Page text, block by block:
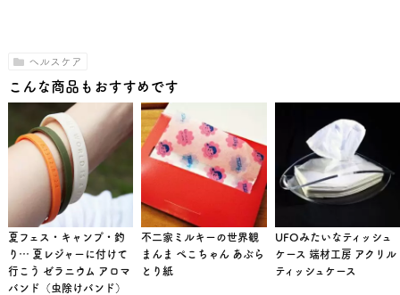
ヘルスケア
こんな商品もおすすめです
夏フェス・キャンプ・釣
り… 夏レジャーに付けて
行こう ゼラニウム アロマ
バンド（虫除けバンド）
不二家ミルキーの世界観
まんま ぺこちゃん あぶら
とり紙
UFOみたいなティッシュ
ケース 端材工房 アクリル
ティッシュケース